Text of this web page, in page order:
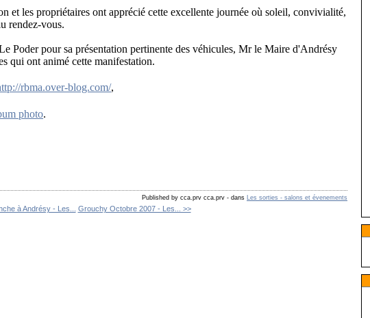
et les propriétaires ont apprécié cette excellente journée où soleil, convivialité,
rendez-vous.
Poder pour sa présentation pertinente des véhicules, Mr le Maire d'Andrésy
qui ont animé cette manifestation.
rbma.over-blog.com/,
photo.
Published by cca.prv cca.prv - dans Les sorties - salons et évenements
à Andrésy - Les... Grouchy Octobre 2007 - Les... >>